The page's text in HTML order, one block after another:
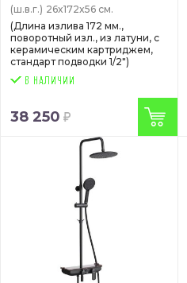
(ш.в.г.) 26x172x56 см.
(Длина излива 172 мм.,
поворотный изл., из латуни, с
керамическим картриджем,
стандарт подводки 1/2")
38 250